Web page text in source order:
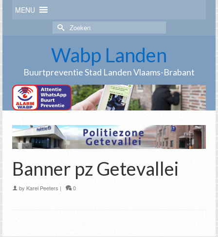
MENU
Zoek
naar:
Wabp Landen
Buurtpreventie Stad Landen Vlaams-Brabant
Banner pz Getevallei
by Karel Peeters | 0